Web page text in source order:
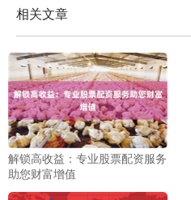
相关文章
解锁高收益：专业股票配资服务
助您财富增值